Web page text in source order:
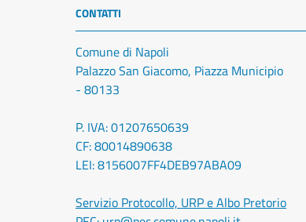
CONTATTI
Comune di Napoli
Palazzo San Giacomo, Piazza Municipio
- 80133
P. IVA: 01207650639
CF: 80014890638
LEI: 8156007FF4DEB97ABA09
Servizio Protocollo, URP e Albo Pretorio